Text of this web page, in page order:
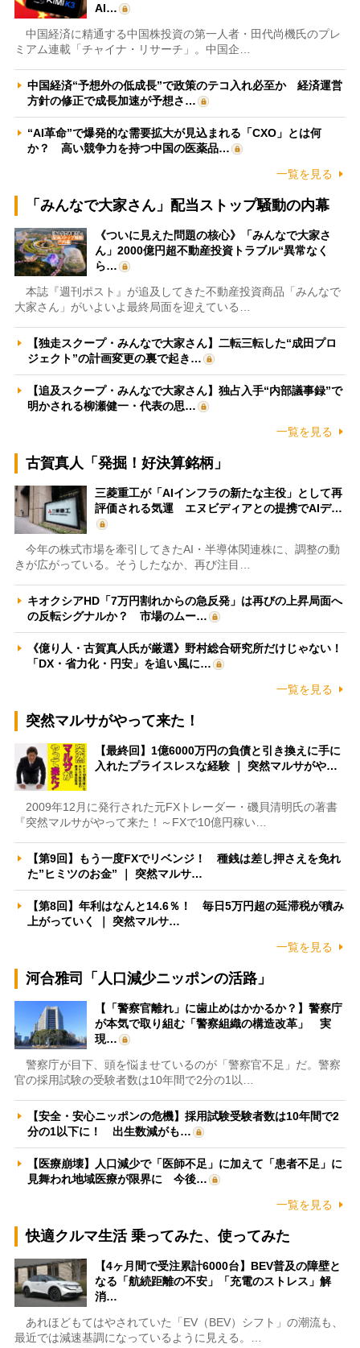
AI…
中国経済に精通する中国株投資の第一人者・田代尚機氏のプレ
ミアム連載「チャイナ・リサーチ」。中国企…
中国経済“予想外の低成長”で政策のテコ入れ必至か 経済運営
方針の修正で成長加速が予想さ…
“AI革命”で爆発的な需要拡大が見込まれる「CXO」とは何
か？ 高い競争力を持つ中国の医薬品…
一覧を見る
「みんなで大家さん」配当ストップ騒動の内幕
《ついに見えた問題の核心》「みんなで大家さ
ん」2000億円超不動産投資トラブル“異常なく
ら…
本誌『週刊ポスト』が追及してきた不動産投資商品「みんなで
大家さん」がいよいよ最終局面を迎えている…
【独走スクープ・みんなで大家さん】二転三転した“成田プロ
ジェクト”の計画変更の裏で起き…
【追及スクープ・みんなで大家さん】独占入手“内部議事録”で
明かされる柳瀬健一・代表の思…
一覧を見る
古賀真人「発掘！好決算銘柄」
三菱重工が「AIインフラの新たな主役」として再
評価される気運 エヌビディアとの提携でAIデ…
今年の株式市場を牽引してきたAI・半導体関連株に、調整の動
きが広がっている。そうしたなか、再び注目…
キオクシアHD「7万円割れからの急反発」は再びの上昇局面へ
の反転シグナルか？ 市場のムー…
《億り人・古賀真人氏が厳選》野村総合研究所だけじゃない！
「DX・省力化・円安」を追い風に…
一覧を見る
突然マルサがやって来た！
【最終回】1億6000万円の負債と引き換えに手に
入れたプライスレスな経験 ｜ 突然マルサがや…
2009年12月に発行された元FXトレーダー・磯貝清明氏の著書
『突然マルサがやって来た！～FXで10億円稼い…
【第9回】もう一度FXでリベンジ！ 種銭は差し押さえを免れ
た”ヒミツのお金” ｜ 突然マルサ…
【第8回】年利はなんと14.6％！ 毎日5万円超の延滞税が積み
上がっていく ｜ 突然マルサ…
一覧を見る
河合雅司「人口減少ニッポンの活路」
【「警察官離れ」に歯止めはかかるか？】警察庁
が本気で取り組む「警察組織の構造改革」 実
現…
警察庁が目下、頭を悩ませているのが「警察官不足」だ。警察
官の採用試験の受験者数は10年間で2分の1以…
【安全・安心ニッポンの危機】採用試験受験者数は10年間で2
分の1以下に！ 出生数減がも…
【医療崩壊】人口減少で「医師不足」に加えて「患者不足」に
見舞われ地域医療が限界に 今後…
一覧を見る
快適クルマ生活 乗ってみた、使ってみた
【4ヶ月間で受注累計6000台】BEV普及の障壁と
なる「航続距離の不安」「充電のストレス」解
消…
あれほどもてはやされていた「EV（BEV）シフト」の潮流も、
最近では減速基調になっているように見える。…